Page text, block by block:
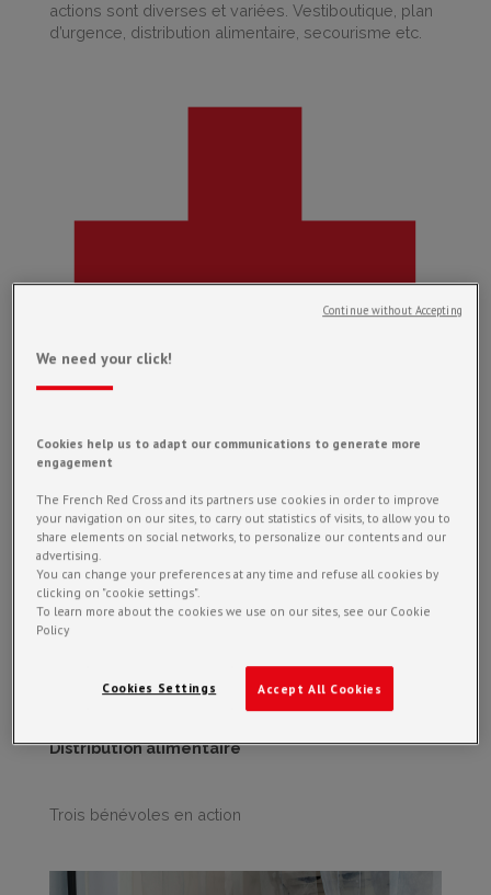
actions sont diverses et variées. Vestiboutique, plan
d’urgence, distribution alimentaire, secourisme etc.
Distribution alimentaire
Trois bénévoles en action
We need your click!
Cookies help us to adapt our communications to generate more
engagement
The French Red Cross and its partners use cookies in order to improve
your navigation on our sites, to carry out statistics of visits, to allow you to
share elements on social networks, to personalize our contents and our
advertising.
You can change your preferences at any time and refuse all cookies by
clicking on "cookie settings".
To learn more about the cookies we use on our sites, see our Cookie
Policy
Accept All Cookies
Cookies Settings
Continue without Accepting